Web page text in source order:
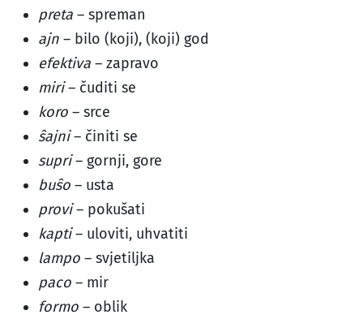
preta – spreman
ajn – bilo (koji), (koji) god
efektiva – zapravo
miri– čuditi se
koro – srce
ŝajni– činiti se
supri– gornji, gore
buŝo – usta
provi– pokušati
kapti– uloviti, uhvatiti
lampo – svjetiljka
paco – mir
formo – oblik